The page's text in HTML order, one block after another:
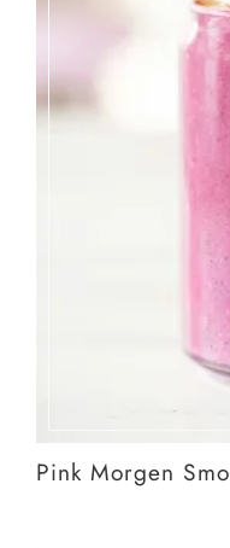
Pink Morgen